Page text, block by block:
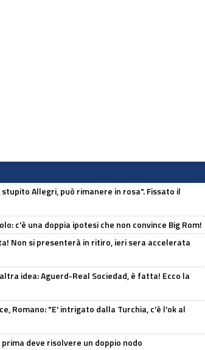
Allegri, può rimanere in rosa". Fissato il
c'è una doppia ipotesi che non convince Big Rom!
Non si presenterà in ritiro, ieri sera accelerata
idea: Aguerd-Real Sociedad, è fatta! Ecco la
Romano: "E' intrigato dalla Turchia, c'è l'ok al
deve risolvere un doppio nodo